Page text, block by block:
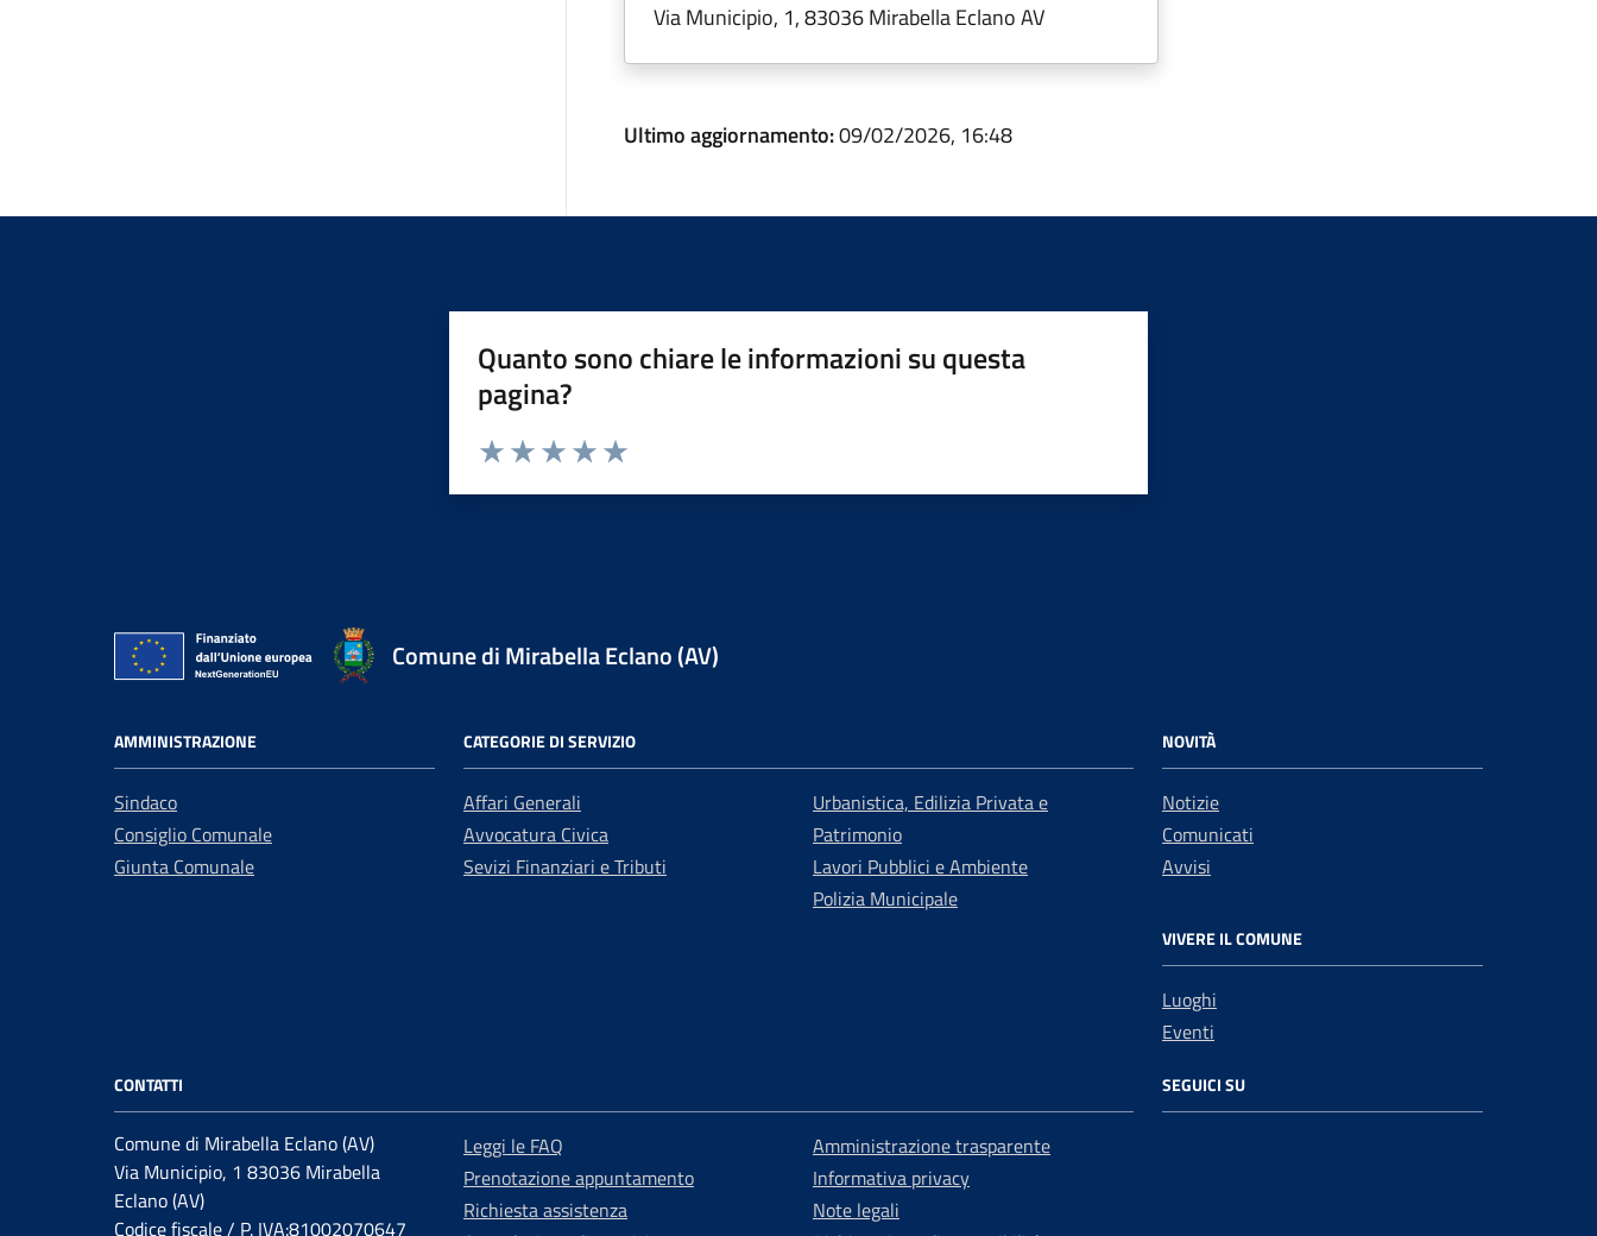
Via Municipio, 1, 83036 Mirabella Eclano AV
Ultimo aggiornamento:09/02/2026, 16:48
Quanto sono chiare le informazioni su questa
pagina?
Comune di Mirabella Eclano (AV)
AMMINISTRAZIONE
Sindaco
Consiglio Comunale
Giunta Comunale
CATEGORIE DI SERVIZIO
Affari Generali
Avvocatura Civica
Sevizi Finanziari e Tributi
Urbanistica, Edilizia Privata e
Patrimonio
Lavori Pubblici e Ambiente
Polizia Municipale
NOVITÀ
Notizie
Comunicati
Avvisi
VIVERE IL COMUNE
Luoghi
Eventi
CONTATTI
Comune di Mirabella Eclano (AV)
Via Municipio, 1 83036 Mirabella
Eclano (AV)
Codice fiscale / P. IVA:81002070647
Leggi le FAQ
Prenotazione appuntamento
Richiesta assistenza
Amministrazione trasparente
Informativa privacy
Note legali
SEGUICI SU